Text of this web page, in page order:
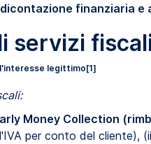
finanziaria e
servizi
legittimo[1]
Money Collection
per conto del cliente),